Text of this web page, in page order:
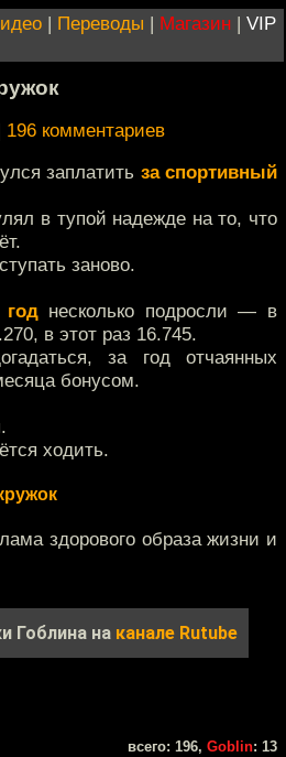
| Переводы | Магазин | VIP
196 комментариев
заплатить за спортивный
в тупой надежде на то, что
заново.
несколько подросли — в
в этот раз 16.745.
за год отчаянных
бонусом.
ходить.
здорового образа жизни и
Гоблина на канале Rutube
всего: 196, Goblin: 13